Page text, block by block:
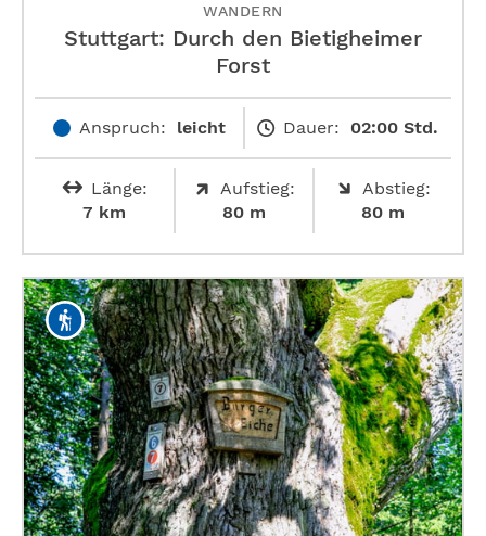
WANDERN
Stuttgart: Durch den Bietigheimer
Forst
Anspruch: leicht Dauer: 02:00 Std.
Länge:
7 km
Aufstieg:
80 m
Abstieg:
80 m